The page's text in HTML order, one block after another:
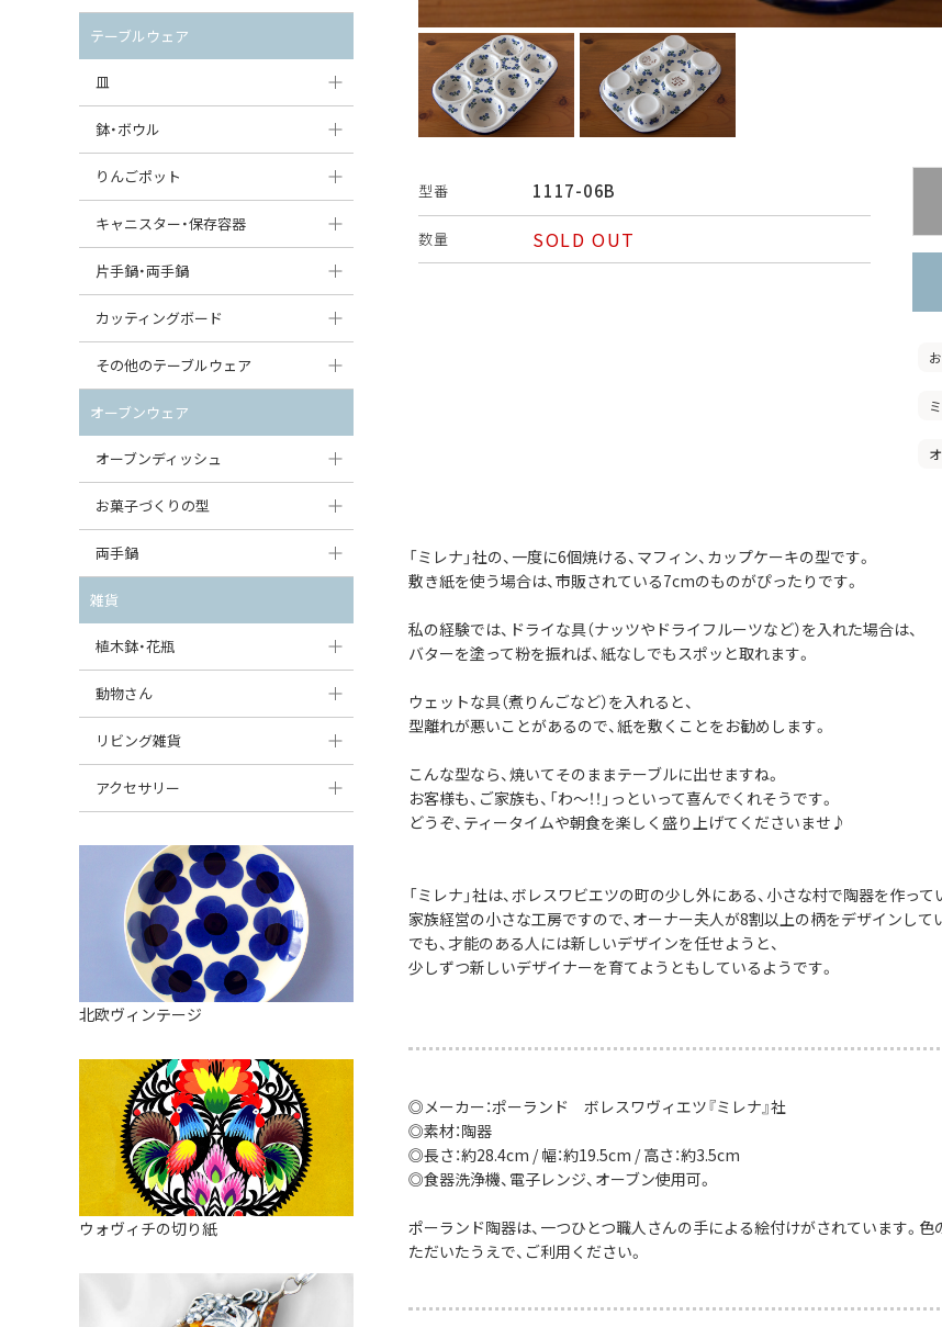
型番 1117-06B
数量
SOLD OUT
「ミレナ」社の、一度に6個焼ける、マフィン、カップケーキの型です。
敷き紙を使う場合は、市販されている7cmのものがぴったりです。
私の経験では、ドライな具（ナッツやドライフルーツなど）を入れた場合は、
バターを塗って粉を振れば、紙なしでもスポッと取れます。
ウェットな具（煮りんごなど）を入れると、
型離れが悪いことがあるので、紙を敷くことをお勧めします。
こんな型なら、焼いてそのままテーブルに出せますね。
お客様も、ご家族も、「わ～！！」っといって喜んでくれそうです。
どうぞ、ティータイムや朝食を楽しく盛り上げてくださいませ♪
「ミレナ」社は、ボレスワビエツの町の少し外にある、小さな村で陶器を作って
家族経営の小さな工房ですので、オーナー夫人が8割以上の柄をデザインして
でも、才能のある人には新しいデザインを任せようと、
少しずつ新しいデザイナーを育てようともしているようです。
◎メーカー：ポーランド ボレスワヴィエツ『ミレナ』社
◎素材：陶器
◎長さ：約28.4cm / 幅：約19.5cm / 高さ：約3.5cm
◎食器洗浄機、電子レンジ、オーブン使用可。
ポーランド陶器は、一つひとつ職人さんの手による絵付けがされています。
ただいたうえで、ご利用ください。
クリーマー
ポットウォーマー
ピッチャー
コーヒードリッパー
すべて見る
テーブルウェア
皿
大皿（24cm〜）
中皿（18〜24cm）
丸皿
スープ皿
ダルマプレート
たまご型プレート
ハート型プレート
変形プレート
分割ディッシュ
すべて見る
鉢・ボウル
大鉢（21cm〜）
中鉢（16〜21cm）
丸鉢・どんぶり・ボウル
茶碗
オーバルボウル
ハートボウル
葉っぱ型ボウル
りんご型ボウル
いちご型ボウル
星型ボウル
スープカップ
そば猪口・フリーカップ
ココット
薬味入れ
ミキシングボウル
すべて見る
りんごポット
りんごポット
りんごポット小
キャニスター・保存容器
キャニスター
つぼ
ガーリックポット
オニオンキャニスター
ガーリックキャニスター
チーズケース
バターディッシュ
六角形ポット
ボトル
すべて見る
片手鍋・両手鍋
ソースパン（片手鍋）
スープチュリーン
カッティングボード
角型カッティングボード
丸型カッティングボード
すべて見る
その他のテーブルウェア
調味料入れ
グレイヴィーボート
エッグカップ
ケーキスタンド
カトラリー
はしおき・カトラリーレスト
オーブンウェア
オーブンディッシュ
大型（24cm〜）
中型（18〜24cm）
スクエアオーブンディッシュ
オーバルオーブンディッシュ
すべて見る
お菓子づくりの型
パウンド型
マフィン型
すべて見る
両手鍋
チュリーン
キャセロール
すべて見る
雑貨
植木鉢・花瓶
植木鉢
花瓶
動物さん
フィギュア・置物
貯金箱
オーナメント
クリーマー
リビング雑貨
スツール
バス・洗面用品
家具小物
小物入れ
アロマポット
バスケット
装飾用タイル・プレート
ミニチュア
天使さま
カードスタンド
アクセサリー
ペンダントトップ
すべて見る
北欧ヴィンテージ
ウォヴィチの切り紙